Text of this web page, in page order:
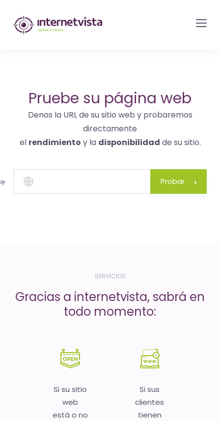
Monitorización
de
del
sitio
web
los
servicios
de
oro
Pruebe su página web
Denos la URL de su sitio web y probaremos
directamente
el rendimiento y la disponibilidad de su sitio.
Probar
SERVICIOS
Gracias a internetvista, sabrá en
todo momento:
Si su sitio
web
está o no
Si sus
clientes
tienen